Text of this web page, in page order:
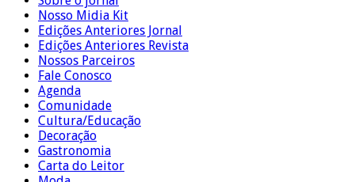
Nosso Midia Kit
Edições Anteriores Jornal
Edições Anteriores Revista
Nossos Parceiros
Fale Conosco
Agenda
Comunidade
Cultura/Educação
Decoração
Gastronomia
Carta do Leitor